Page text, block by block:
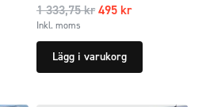
1 333,75kr495 kr
Inkl. moms
Lägg i varukorg